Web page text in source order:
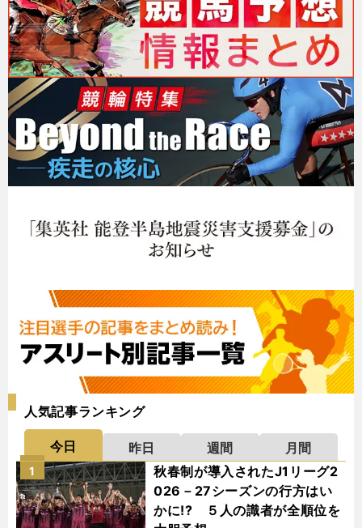
人気記事ランキング
今日 昨日 週間
月間
秋春制が導入されたJ1リーグ2
026－27シーズンの行方はい
かに!? ５人の識者が全順位を
1